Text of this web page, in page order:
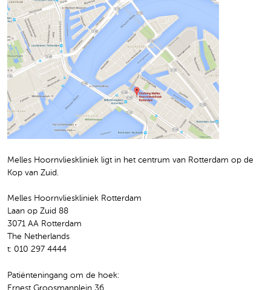
Melles Hoornvlieskliniek ligt in het centrum van Rotterdam op de
Kop van Zuid.
Melles Hoornvlieskliniek Rotterdam
Laan op Zuid 88
3071 AA Rotterdam
The Netherlands
t: 010 297 4444
Patiënteningang om de hoek:
Ernest Groosmanplein 36